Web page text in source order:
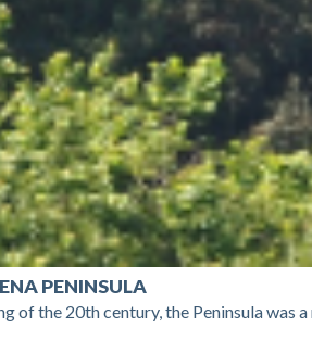
PENINSULA
of the 20th century, the Peninsula